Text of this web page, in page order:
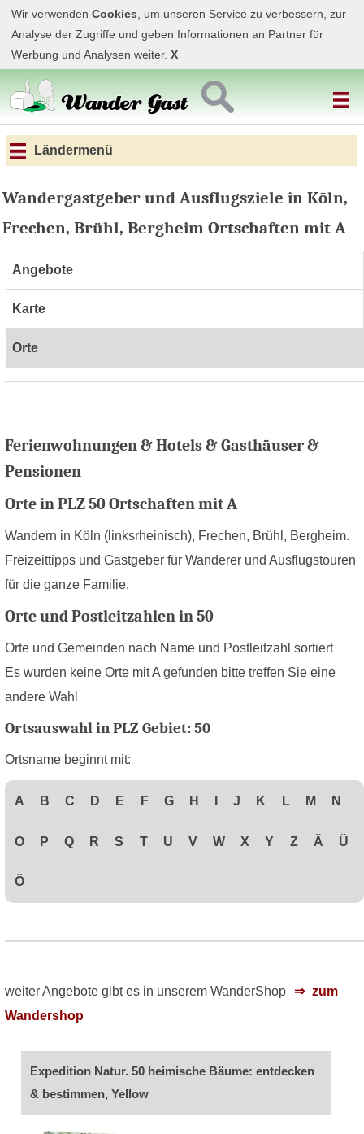
Wir verwenden Cookies , um unseren Service zu verbessern, zur
Analyse der Zugriffe und geben Informationen an Partner für
Werbung und Analysen weiter. X
Ländermenü
Wandergastgeber und Ausflugsziele in Köln,
Frechen, Brühl, Bergheim Ortschaften mit A
Angebote
Karte
Orte
Ferienwohnungen & Hotels & Gasthäuser &
Pensionen
Orte in PLZ 50 Ortschaften mit A
Wandern in Köln (linksrheinisch), Frechen, Brühl, Bergheim.
Freizeittipps und Gastgeber für Wanderer und Ausflugstouren
für die ganze Familie.
Orte und Postleitzahlen in 50
Orte und Gemeinden nach Name und Postleitzahl sortiert
Es wurden keine Orte mit A gefunden bitte treffen Sie eine
andere Wahl
Ortsauswahl in PLZ Gebiet: 50
Ortsname beginnt mit:
A B C D E F G H J K L M N
O P Q R S T U V W X Y Z Ä Ü
Ö
weiter Angebote gibt es in unserem WanderShop
zum
Wandershop
Expedition Natur. 50 heimische Bäume: entdecken
& bestimmen, Yellow